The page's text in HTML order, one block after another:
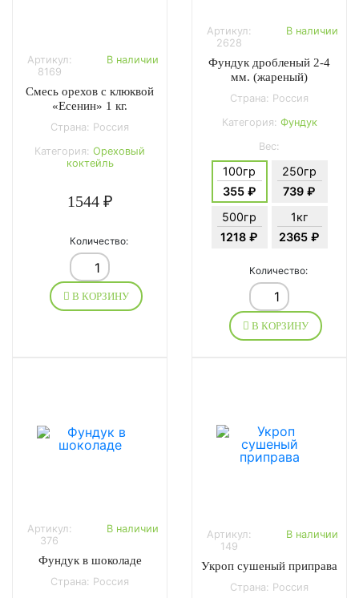
Артикул:
8169
В наличии
Смесь орехов с клюквой
«Есенин» 1 кг.
Страна: Россия
Категория: Ореховый
коктейль
1544 ₽
Количество:
В КОРЗИНУ
Артикул:
2628
В наличии
Фундук дробленый 2-4
мм. (жареный)
Страна: Россия
Категория: Фундук
Вес:
100гр
355 ₽
250гр
739 ₽
500гр
1218 ₽
1кг
2365 ₽
Количество:
В КОРЗИНУ
Артикул:
376
В наличии
Фундук в шоколаде
Страна: Россия
Артикул:
149
В наличии
Укроп сушеный приправа
Страна: Россия